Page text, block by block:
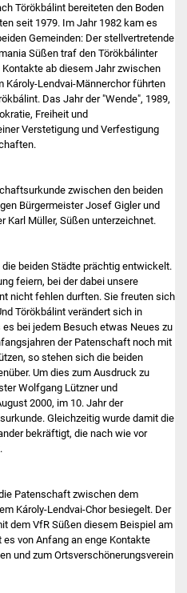
Törökbálint bereiteten den Boden
seit 1979. Im Jahr 1982 kam es
Gemeinden: Der stellvertretende
Süßen traf den Törökbálinter
ab diesem Jahr zwischen
Károly-Lendvai-Männerchor führten
Das Jahr der "Wende", 1989,
Freiheit und
Verstetigung und Verfestigung
zwischen den beiden
Bürgermeister Josef Gigler und
Karl Müller, Süßen unterzeichnet.
beiden Städte prächtig entwickelt.
feiern, bei der dabei unsere
nicht fehlen durften. Sie freuten sich
Törökbálint verändert sich in
bei jedem Besuch etwas Neues zu
der Patenschaft noch mit
so stehen sich die beiden
Um dies zum Ausdruck zu
Wolfgang Lützner und
2000, im 10. Jahr der
Gleichzeitig wurde damit die
bekräftigt, die nach wie vor
Patenschaft zwischen dem
Károly-Lendvai-Chor besiegelt. Der
dem VfR Süßen diesem Beispiel am
es von Anfang an enge Kontakte
und zum Ortsverschönerungsverein